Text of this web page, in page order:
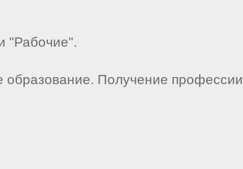
"Рабочие".
Получение профессии